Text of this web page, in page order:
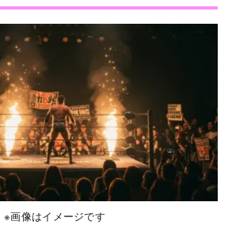
※画像はイメージです